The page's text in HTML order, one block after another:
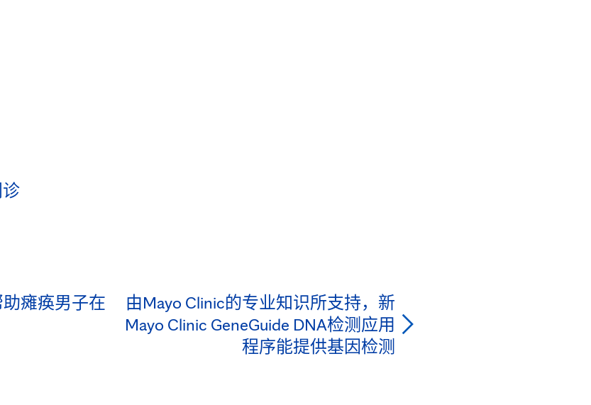
瘫痪男子在
由Mayo Clinic的专业知识所支持，新
Mayo Clinic GeneGuide DNA检测应用
程序能提供基因检测